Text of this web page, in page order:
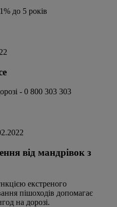
до 5 років
- 0 800 303 303
від мандрівок з
екстреного
пішоходів допомагає
на дорозі.